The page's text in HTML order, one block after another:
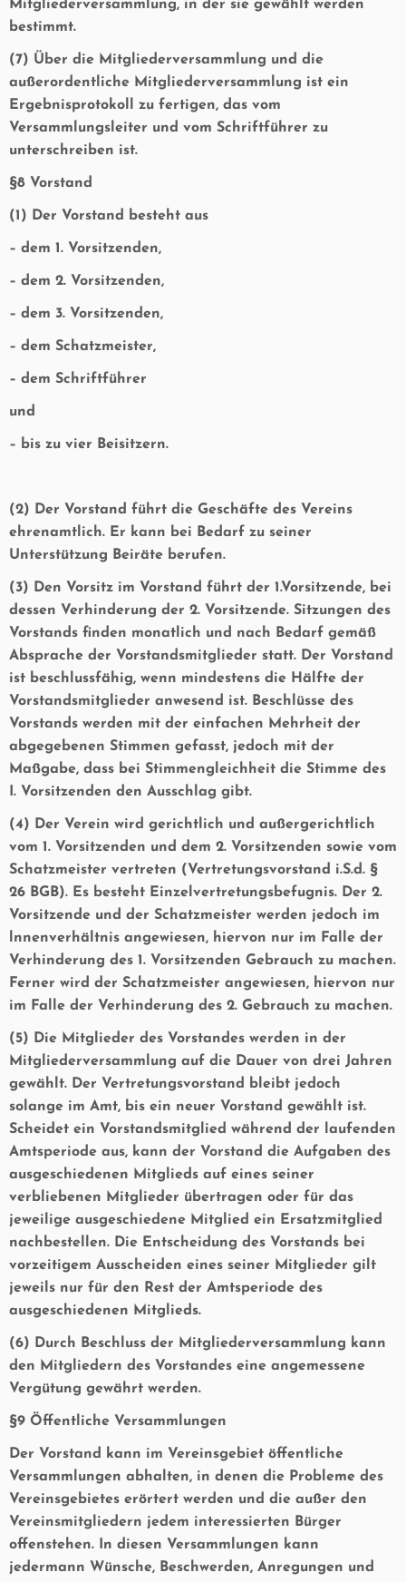
Mitgliederversammlung, in der sie gewählt werden
bestimmt.
(7) Über die Mitgliederversammlung und die
außerordentliche Mitgliederversammlung ist ein
Ergebnisprotokoll zu fertigen, das vom
Versammlungsleiter und vom Schriftführer zu
unterschreiben ist.
§8 Vorstand
(1) Der Vorstand besteht aus
– dem 1. Vorsitzenden,
– dem 2. Vorsitzenden,
– dem 3. Vorsitzenden,
– dem Schatzmeister,
– dem Schriftführer
und
– bis zu vier Beisitzern.
(2) Der Vorstand führt die Geschäfte des Vereins
ehrenamtlich. Er kann bei Bedarf zu seiner
Unterstützung Beiräte berufen.
(3) Den Vorsitz im Vorstand führt der 1.Vorsitzende, bei
dessen Verhinderung der 2. Vorsitzende. Sitzungen des
Vorstands finden monatlich und nach Bedarf gemäß
Absprache der Vorstandsmitglieder statt. Der Vorstand
ist beschlussfähig, wenn mindestens die Hälfte der
Vorstandsmitglieder anwesend ist. Beschlüsse des
Vorstands werden mit der einfachen Mehrheit der
abgegebenen Stimmen gefasst, jedoch mit der
Maßgabe, dass bei Stimmengleichheit die Stimme des
I. Vorsitzenden den Ausschlag gibt.
(4) Der Verein wird gerichtlich und außergerichtlich
vom 1. Vorsitzenden und dem 2. Vorsitzenden sowie vom
Schatzmeister vertreten (Vertretungsvorstand i.S.d. §
26 BGB). Es besteht Einzelvertretungsbefugnis. Der 2.
Vorsitzende und der Schatzmeister werden jedoch im
lnnenverhältnis angewiesen, hiervon nur im Falle der
Verhinderung des 1. Vorsitzenden Gebrauch zu machen.
Ferner wird der Schatzmeister angewiesen, hiervon nur
im Falle der Verhinderung des 2. Gebrauch zu machen.
(5) Die Mitglieder des Vorstandes werden in der
Mitgliederversammlung auf die Dauer von drei Jahren
gewählt. Der Vertretungsvorstand bleibt jedoch
solange im Amt, bis ein neuer Vorstand gewählt ist.
Scheidet ein Vorstandsmitglied während der laufenden
Amtsperiode aus, kann der Vorstand die Aufgaben des
ausgeschiedenen Mitglieds auf eines seiner
verbliebenen Mitglieder übertragen oder für das
jeweilige ausgeschiedene Mitglied ein Ersatzmitglied
nachbestellen. Die Entscheidung des Vorstands bei
vorzeitigem Ausscheiden eines seiner Mitglieder gilt
jeweils nur für den Rest der Amtsperiode des
ausgeschiedenen Mitglieds.
(6) Durch Beschluss der Mitgliederversammlung kann
den Mitgliedern des Vorstandes eine angemessene
Vergütung gewährt werden.
§9 Öffentliche Versammlungen
Der Vorstand kann im Vereinsgebiet öffentliche
Versammlungen abhalten, in denen die Probleme des
Vereinsgebietes erörtert werden und die außer den
Vereinsmitgliedern jedem interessierten Bürger
offenstehen. In diesen Versammlungen kann
jedermann Wünsche, Beschwerden, Anregungen und